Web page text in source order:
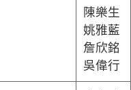
陳樂生
姚雅藍
詹欣銘
吳偉行